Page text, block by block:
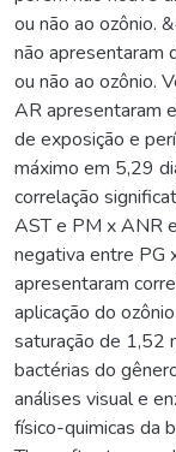
ou não ao ozônio.
não apresentaram
ou não ao ozônio.
AR apresentaram
de exposição e
máximo em 5,29
correlação
AST e PM x ANR
negativa entre PG
apresentaram
aplicação do
saturação de 1,52
bactérias do
análises visual e
físico-quimicas da